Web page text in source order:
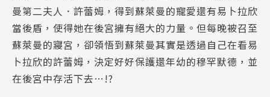
曼第二夫人．許蕾姆，得到蘇萊曼的寵愛還有易卜拉欣
當後盾，使得她在後宮擁有絕大的力量。但每晚被召至
蘇萊曼的寢宮，卻領悟到蘇萊曼其實是透過自己在看易
卜拉欣的許蕾姆，決定好好保護還年幼的穆罕默德，並
在後宮中存活下去…!?